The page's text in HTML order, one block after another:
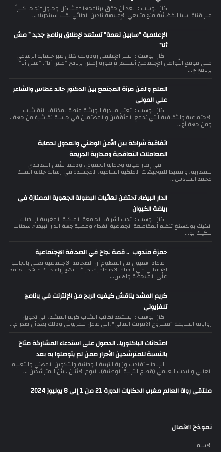
كازا بوست : بعد أن حقق برنامجها "مشاكل وحلول"نجاحا كبيراً
عبر قناة اسيا الفضائية منح متابعي الإعلامية نادين الطائي لقب سيندريلا ...
الإعلامية “سابين نعمة” تستعد لإطلاق برنامج جديد ” مش
أنا”
كازا بوست : نشر الإعلامي رودولف هلال عبر حسابه الرسمي
على موقع التّواصل الإجتماعيّ أنستغرام صورة إعلان برنامج “مش أنا”. “مش أنا”
برنامج ج...
العلم والفن مرآة المجتمع بين الدكتور خالد غطاس والشاعر
علي المولى
كازا بوست : تعتبر مبادرة الورشة منصة لمختلف النقاشات
الاجتماعية والثقافية التي تجمع المثقفين والمهتمين في جلسة نقاشية من جهة ،
ومن جهة أخ...
اتفاقية شراكة بين الأمن الوطني والعدول لحماية
المعاملات التعاقدية ومحاربة الجريمة
في إطار صيانة وحماية الحقوق، ودعما للأمن التعاقدي
للمغاربة، و تنفيذا للتوجيهات الملكية السامية، المجسدة في رسالة جلالة الملك
محمد السادس...
الدار البيضاء تحتضن نهائيات البطولة الجهوية الممتازة في
رياضة الكيوان
كازا بوست : تحت اشراف الجامعة الملكية المغربية لرياضات
الكيك بوكسنغ تنظم المقاطعة الجماعية الفداء وعصبة جهة الدار البيضاء سطات
للكيك بو...
حمزة مندوب .. قصة نجاح في الصحافة الإجتماعية
عماد اشنيول من المعلوم أن الصحافة الاجتماعية تعنى بالجانب
الإنساني في الحياة الاجتماعية، حيث تنتهج إزاء ذلك منهجا يعتمد
على الملاحظة والاس...
كريم المشد يناقش كيفيه الربح من الإنترنت في برنامج
تلفزيوني
كازا بوست : يستعد لكاتب الشاب كريم المشد، الي تحويل
رواياته السابقة "مشروع الانترنت المالي"، الي عمل تلفزيوني وذلك بعد أن صدر م...
امتحانات الباكلوريا.. الحصول على استدعاء المشاركة متاح
بالنسبة للمترشحين الأحرار ممن لم يتوصلوا به بعد
الرباط – أفادت وزارة التربية الوطنية والتكوين المهني والتعليم
العالي والبحث العلمي (قطاع التربية الوطنية)، اليوم الاثنين ، بأن المترشحين ...
ملتقى رواة العالم مغرب الحكايات الدورة 21 من 1 إلى 8 يوليوز 2024
نموذج الاتصال
الاسم